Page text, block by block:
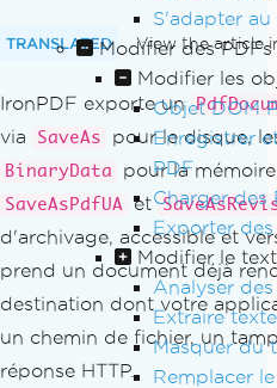
S'adapter
Modifier des PDFs
Modifier les
Objet DOM
Enregistrer
PDF
Charger des
Exporter
Modifier le
Analyser
Extraire
Masquer du
Remplacer
TRANSLATED View the article
IronPDF exporte un
via
SaveAs pour le disque,
BinaryData pour la
SaveAsPdfUA et
d'archivage, accessible et
prend un document déjà
destination dont votre
un chemin de fichier, un
réponse HTTP.